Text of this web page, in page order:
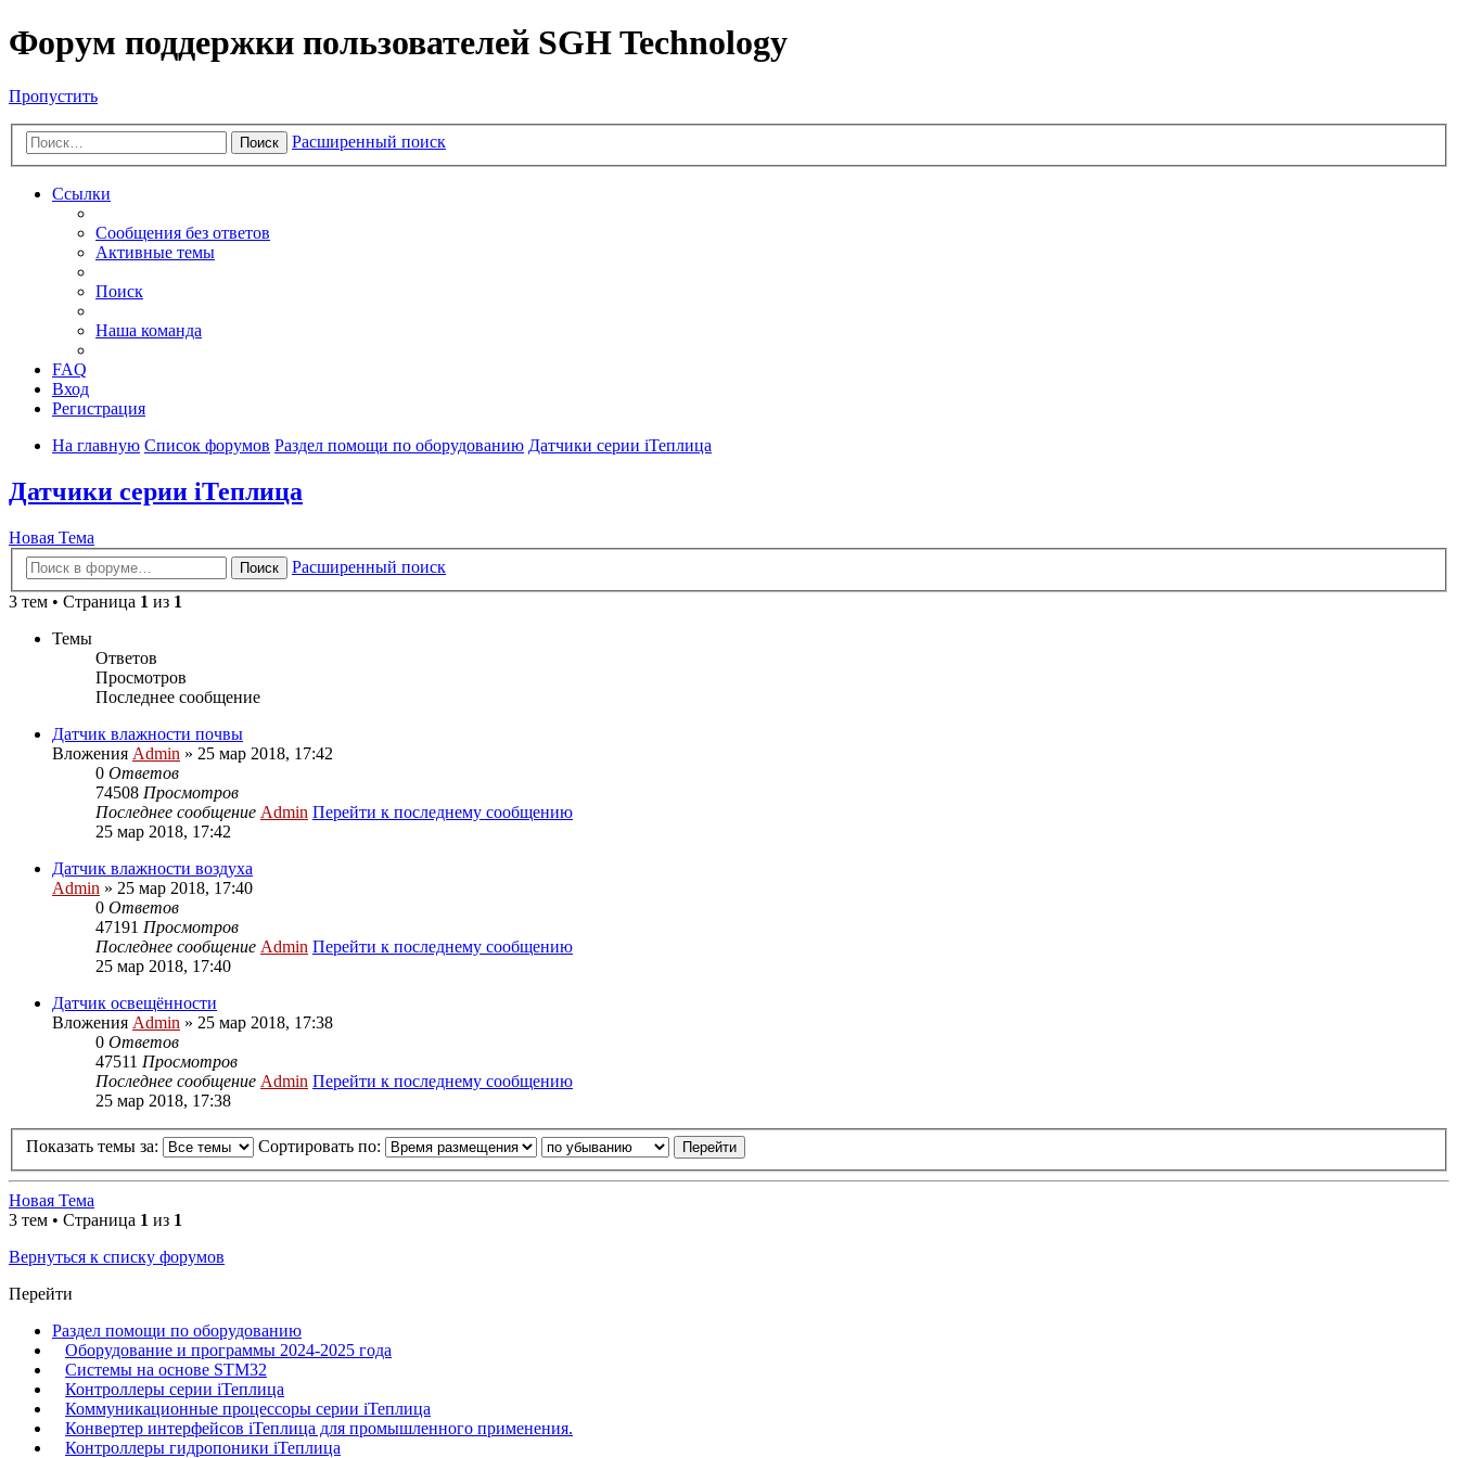
Форум поддержки пользователей SGH Technology
Пропустить
Поиск Расширенный поиск
Ссылки
Сообщения без ответов
Активные темы
Поиск
Наша команда
FAQ
Вход
Регистрация
На главную Список форумов Раздел помощи по оборудованию Датчики серии iТеплица
Датчики серии iТеплица
Новая Тема
Поиск
Расширенный поиск
3 тем • Страница 1 из 1
Темы
Ответов
Просмотров
Последнее сообщение
Датчик влажности почвы
Вложения Admin » 25 мар 2018, 17:42
0 Ответов
74508 Просмотров
Последнее сообщение Admin Перейти к последнему сообщению
25 мар 2018, 17:42
Датчик влажности воздуха
Admin » 25 мар 2018, 17:40
0 Ответов
47191 Просмотров
Последнее сообщение Admin Перейти к последнему сообщению
25 мар 2018, 17:40
Датчик освещённости
Вложения Admin » 25 мар 2018, 17:38
0 Ответов
47511 Просмотров
Последнее сообщение Admin Перейти к последнему сообщению
25 мар 2018, 17:38
Показать темы за: Сортировать по:
Новая Тема
3 тем • Страница 1 из 1
Вернуться к списку форумов
Перейти
Раздел помощи по оборудованию
Оборудование и программы 2024-2025 года
Системы на основе STM32
Контроллеры серии iТеплица
Коммуникационные процессоры серии iТеплица
Конвертер интерфейсов iТеплица для промышленного применения.
Контроллеры гидропоники iТеплица